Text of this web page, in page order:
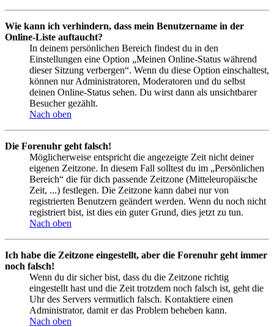
Wie kann ich verhindern, dass mein Benutzername in der
Online-Liste auftaucht?
In deinem persönlichen Bereich findest du in den
Einstellungen eine Option „Meinen Online-Status während
dieser Sitzung verbergen“. Wenn du diese Option einschaltest,
können nur Administratoren, Moderatoren und du selbst
deinen Online-Status sehen. Du wirst dann als unsichtbarer
Besucher gezählt.
Nach oben
Die Forenuhr geht falsch!
Möglicherweise entspricht die angezeigte Zeit nicht deiner
eigenen Zeitzone. In diesem Fall solltest du im „Persönlichen
Bereich“ die für dich passende Zeitzone (Mitteleuropäische
Zeit, ...) festlegen. Die Zeitzone kann dabei nur von
registrierten Benutzern geändert werden. Wenn du noch nicht
registriert bist, ist dies ein guter Grund, dies jetzt zu tun.
Nach oben
Ich habe die Zeitzone eingestellt, aber die Forenuhr geht immer
noch falsch!
Wenn du dir sicher bist, dass du die Zeitzone richtig
eingestellt hast und die Zeit trotzdem noch falsch ist, geht die
Uhr des Servers vermutlich falsch. Kontaktiere einen
Administrator, damit er das Problem beheben kann.
Nach oben